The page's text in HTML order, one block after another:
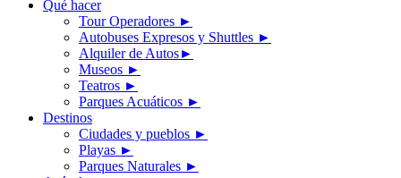
Qué hacer
Tour Operadores ►
Autobuses Expresos y Shuttles ►
Alquiler de Autos►
Museos ►
Teatros ►
Parques Acuáticos ►
Destinos
Ciudades y pueblos ►
Playas ►
Parques Naturales ►